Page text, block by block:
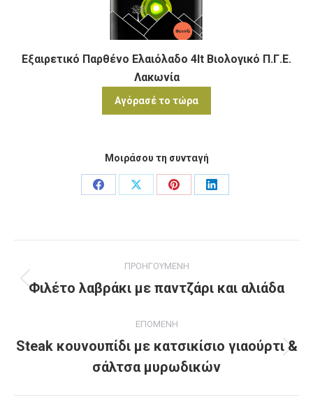
Εξαιρετικό Παρθένο Ελαιόλαδο 4lt Βιολογικό Π.Γ.Ε.
Λακωνία
Αγόρασέ το τώρα
Μοιράσου τη συνταγή
Share
Share
Share
Share
navigation
ΠΡΟΗΓΟΥΜΕΝΗ
Previous
Φιλέτο λαβράκι με παντζάρι και αλιάδα
ΕΠΟΜΕΝΗ
Next
project:
Steak κουνουπίδι με κατσικίσιο γιαούρτι &
σάλτσα μυρωδικών